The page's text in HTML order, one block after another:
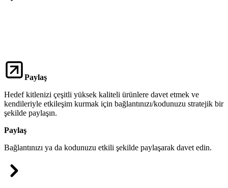
Paylaş
Hedef kitlenizi çeşitli yüksek kaliteli ürünlere davet etmek ve
kendileriyle etkileşim kurmak için bağlantınızı/kodunuzu stratejik bir
şekilde paylaşın.
Paylaş
Bağlantınızı ya da kodunuzu etkili şekilde paylaşarak davet edin.